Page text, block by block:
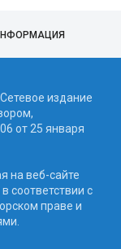
издание
от 25 января
на веб-сайте
соответствии с
праве и